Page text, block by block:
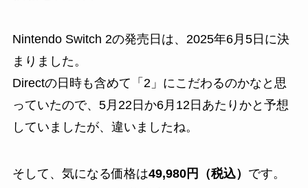
Nintendo Switch 2の発売日は、2025年6月5日に決
まりました。
Directの日時も含めて「2」にこだわるのかなと思
っていたので、5月22日か6月12日あたりかと予想
していましたが、違いましたね。
そして、気になる価格は49,980円（税込） です。